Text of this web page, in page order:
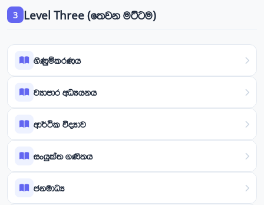
3 Level Three (තෙවන මට්ටම)
ගිණුම්කරණය
ව්‍යාපාර අධ්‍යයනය
ආර්ථික විද්‍යාව
සංයුක්ත ගණිතය
ජනමාධ්‍ය